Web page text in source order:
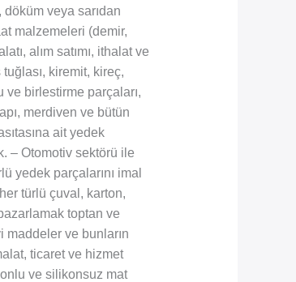
döküm veya sarıdan
malzemeleri (demir,
alım satımı, ithalat ve
kiremit, kireç,
ve birlestirme parçaları,
merdiven ve bütün
ait yedek
– Otomotiv sektörü ile
yedek parçalarını imal
türlü çuval, karton,
toptan ve
maddeler ve bunların
ticaret ve hizmet
ve silikonsuz mat